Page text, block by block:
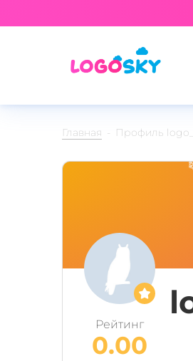
Главная Профиль
Рейтинг
0.00